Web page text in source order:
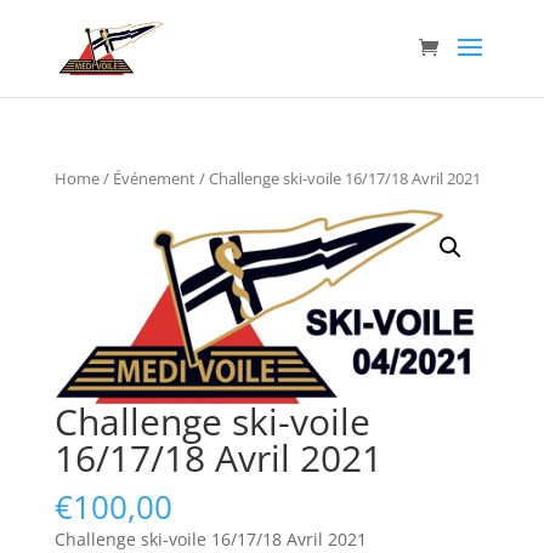
Home/ Événement/ Challenge ski-voile 16/17/18 Avril 2021
Challenge ski-voile
16/17/18 Avril 2021
€100,00
Challenge ski-voile 16/17/18 Avril 2021